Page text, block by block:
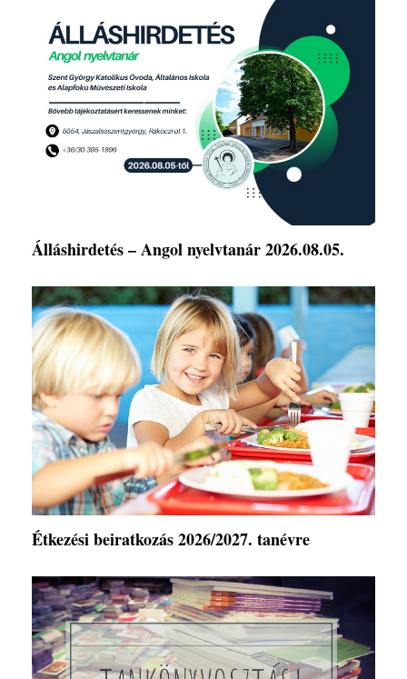
Álláshirdetés – Angol nyelvtanár 2026.08.05.
Étkezési beiratkozás 2026/2027. tanévre